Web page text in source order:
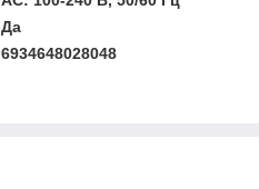
Да
6934648028048